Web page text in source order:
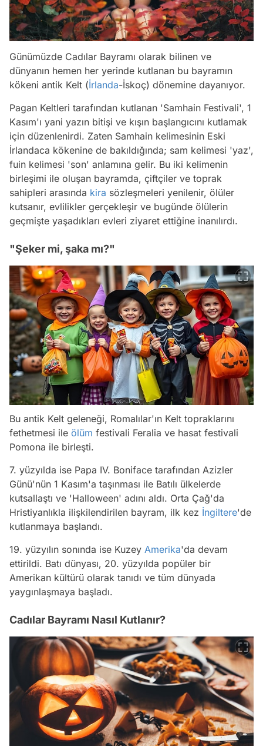
Günümüzde Cadılar Bayramı olarak bilinen ve
dünyanın hemen her yerinde kutlanan bu bayramın
kökeni antik Kelt (İrlanda-İskoç) dönemine dayanıyor.
Pagan Keltleri tarafından kutlanan 'Samhain Festivali', 1
Kasım'ı yani yazın bitişi ve kışın başlangıcını kutlamak
için düzenlenirdi. Zaten Samhain kelimesinin Eski
İrlandaca kökenine de bakıldığında; sam kelimesi 'yaz',
fuin kelimesi 'son' anlamına gelir. Bu iki kelimenin
birleşimi ile oluşan bayramda, çiftçiler ve toprak
sahipleri arasında kira sözleşmeleri yenilenir, ölüler
kutsanır, evlilikler gerçekleşir ve bugünde ölülerin
geçmişte yaşadıkları evleri ziyaret ettiğine inanılırdı.
"Şeker mi, şaka mı?"
Bu antik Kelt geleneği, Romalılar'ın Kelt topraklarını
fethetmesi ile ölüm festivali Feralia ve hasat festivali
Pomona ile birleşti.
7. yüzyılda ise Papa IV. Boniface tarafından Azizler
Günü'nün 1 Kasım'a taşınması ile Batılı ülkelerde
kutsallaştı ve 'Halloween' adını aldı. Orta Çağ'da
Hristiyanlıkla ilişkilendirilen bayram, ilk kez İngiltere'de
kutlanmaya başlandı.
19. yüzyılın sonında ise Kuzey Amerika'da devam
ettirildi. Batı dünyası, 20. yüzyılda popüler bir
Amerikan kültürü olarak tanıdı ve tüm dünyada
yaygınlaşmaya başladı.
Cadılar Bayramı Nasıl Kutlanır?